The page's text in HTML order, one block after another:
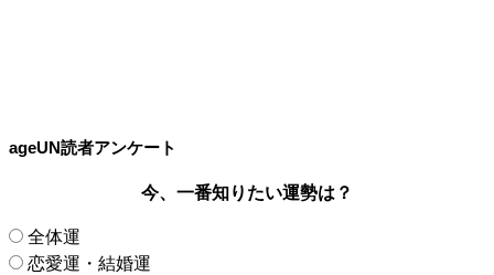
ageUN読者アンケート
今、一番知りたい運勢は？
全体運
恋愛運・結婚運